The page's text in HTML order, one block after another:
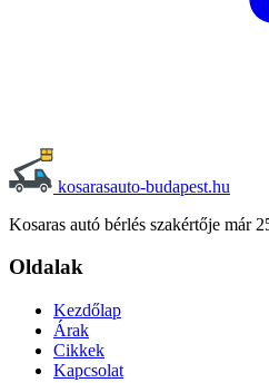
kosarasauto-budapest.hu
Kosaras autó bérlés szakértője már
Oldalak
Kezdőlap
Árak
Cikkek
Kapcsolat